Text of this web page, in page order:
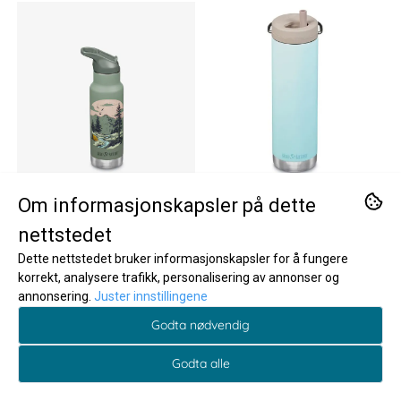
Om informasjonskapsler på dette
nettstedet
Dette nettstedet bruker informasjonskapsler for å fungere
korrekt, analysere trafikk, personalisering av annonser og
annonsering. Juster innstillingene
Godta nødvendig
Godta alle